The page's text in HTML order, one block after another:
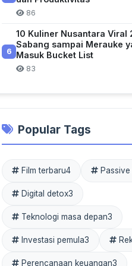
86
6
10 Kuliner Nusantara Viral
Sabang sampai Merauke
Masuk Bucket List
83
Popular Tags
Film terbaru4
Digital detox3
Teknologi masa depan3
Investasi pemula3
Perencanaan keuangan3